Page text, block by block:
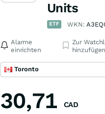
Units
ETF WKN:
Alarme
einrichten
Zur
hinzufügen
Toronto
30,71 CAD